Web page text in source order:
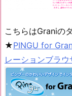
こちらはGraniの
★PINGU for
レーションブラウ